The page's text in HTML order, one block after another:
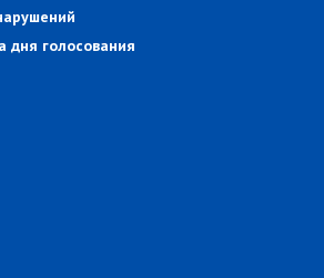
дня голосования